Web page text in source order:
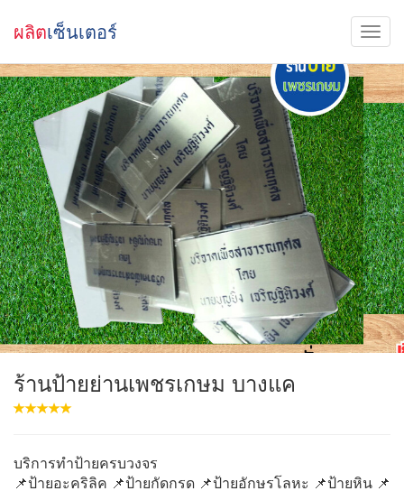
ผลิตเซ็นเตอร์
ร้านป้ายย่านเพชรเกษม บางแค
บริการทำป้ายครบวงจร
📌ป้ายอะคริลิค 📌ป้ายกัดกรด 📌ป้ายอักษรโลหะ 📌ป้ายหิน 📌